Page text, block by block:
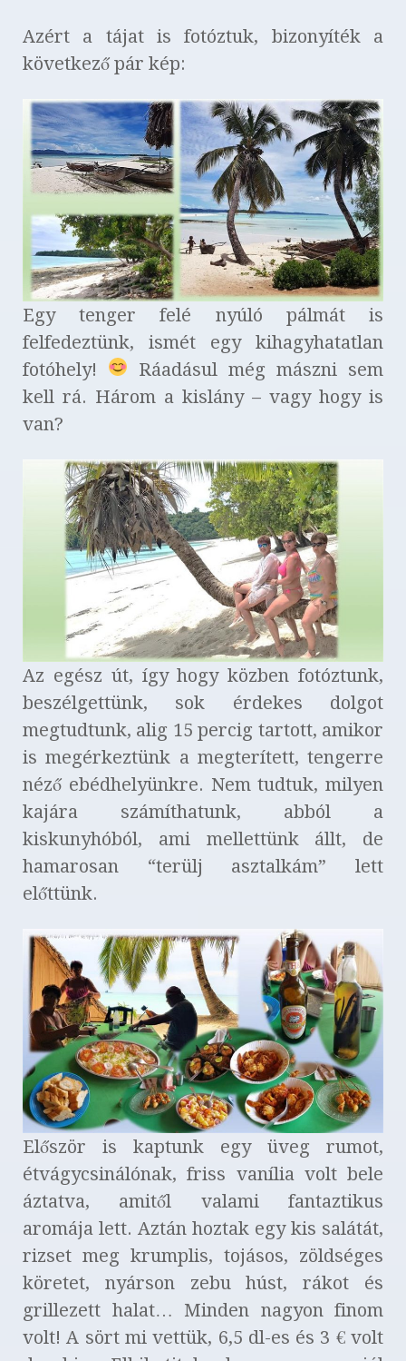
Azért a tájat is fotóztuk, bizonyíték a
következő pár kép:
Egy tenger felé nyúló pálmát is
felfedeztünk, ismét egy kihagyhatatlan
fotóhely!
Ráadásul még mászni sem
kell rá. Három a kislány – vagy hogy is
van?
Az egész út, így hogy közben fotóztunk,
beszélgettünk, sok érdekes dolgot
megtudtunk, alig 15 percig tartott, amikor
is megérkeztünk a megterített, tengerre
néző ebédhelyünkre. Nem tudtuk, milyen
kajára számíthatunk, abból a
kiskunyhóból, ami mellettünk állt, de
hamarosan “terülj asztalkám” lett
előttünk.
Először is kaptunk egy üveg rumot,
étvágycsinálónak, friss vanília volt bele
áztatva, amitől valami fantaztikus
aromája lett. Aztán hoztak egy kis salátát,
rizset meg krumplis, tojásos, zöldséges
köretet, nyárson zebu húst, rákot és
grillezett halat… Minden nagyon finom
volt! A sört mi vettük, 6,5 dl-es és 3 € volt